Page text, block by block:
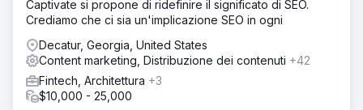
Captivate si propone di ridefinire il significato di SEO.
Crediamo che ci sia un'implicazione SEO in ogni
Decatur, Georgia, United States
Content marketing, Distribuzione dei contenuti +42
Fintech, Architettura +3
$10,000 - 25,000